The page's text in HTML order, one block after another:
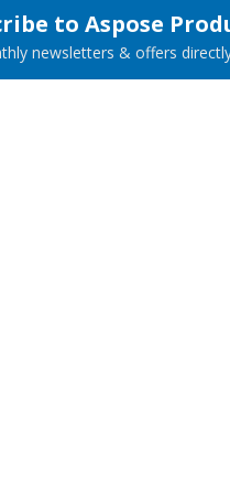
to Aspose
newsletters & offers